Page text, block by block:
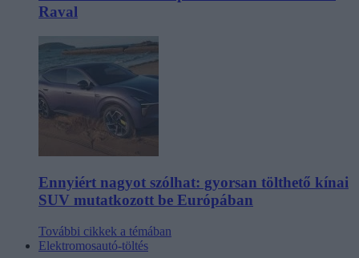
Raval
Ennyiért nagyot szólhat: gyorsan tölthető kínai
SUV mutatkozott be Európában
További cikkek a témában
Elektromosautó-töltés